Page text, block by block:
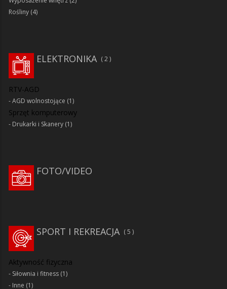
Rośliny (4)
2
ELEKTRONIKA
RTV-AGD
AGD wolnostojące (1)
Sprzęt komputerowy
Drukarki i Skanery (1)
FOTO/VIDEO
SPORT I REKREACJA 5
Aktywność fizyczna
Siłownia i fitness (1)
Inne (1)